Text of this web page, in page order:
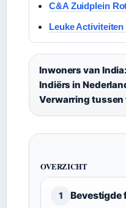
C&A Zuidplein
Leuke
Inwoners van India:
Indiërs in
Verwarring tussen
OVERZICHT
1 Bevestigde